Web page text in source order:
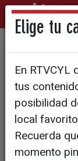
7.000
calle
de FEVE
Elige tu
En RTVCYL
tus
posibilidad
local
Recuerda
momento